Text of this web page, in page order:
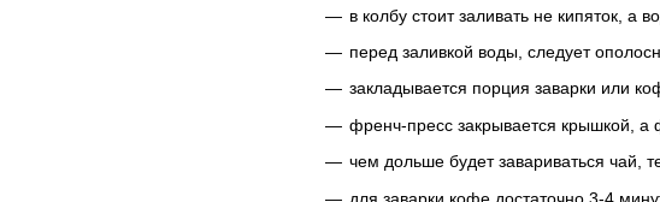
в колбу стоит заливать не кипяток, а
перед заливкой воды, следует
закладывается порция заварки или
френч-пресс закрывается крышкой, а
чем дольше будет завариваться чай,
для заварки кофе достаточно 3-4